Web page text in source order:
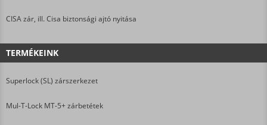
CISA zár, ill. Cisa biztonsági ajtó nyitása
TERMÉKEINK
Superlock (SL) zárszerkezet
Mul-T-Lock MT-5+ zárbetétek